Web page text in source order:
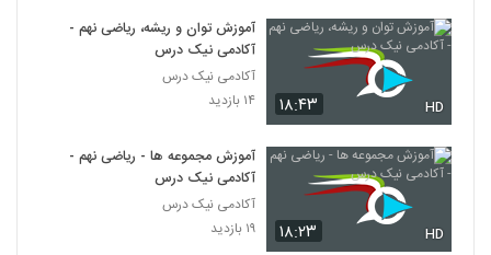
۱۸:۴۳ HD
آموزش توان و ریشه، ریاضی نهم -
آکادمی نیک درس
آکادمی نیک درس
۱۴ بازدید
۱۸:۲۳ HD
آموزش مجموعه ها - ریاضی نهم -
آکادمی نیک درس
آکادمی نیک درس
۱۹ بازدید